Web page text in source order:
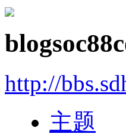
http://
主题